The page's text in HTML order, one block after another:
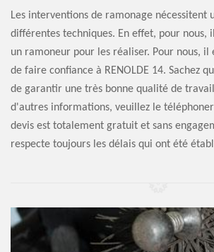
Les interventions de ramonage nécessitent
différentes techniques. En effet, pour nous,
un ramoneur pour les réaliser. Pour nous, il
de faire confiance à RENOLDE 14. Sachez
de garantir une très bonne qualité de
d'autres informations, veuillez le
devis est totalement gratuit et sans
respecte toujours les délais qui ont été